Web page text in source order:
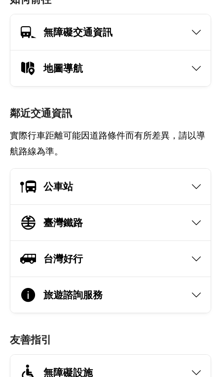
無障礙交通資訊
地圖導航
鄰近交通資訊
實際行車距離可能因道路條件而有所差異，請以導
航路線為準。
公車站
臺灣鐵路
台灣好行
旅遊諮詢服務
友善指引
無障礙設施